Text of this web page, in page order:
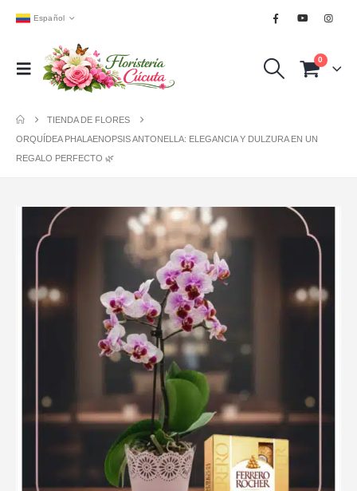
Español
0
TIENDA DE FLORES
ORQUÍDEA PHALAENOPSIS ANTONELLA: ELEGANCIA Y DULZURA EN UN
REGALO PERFECTO 🌿